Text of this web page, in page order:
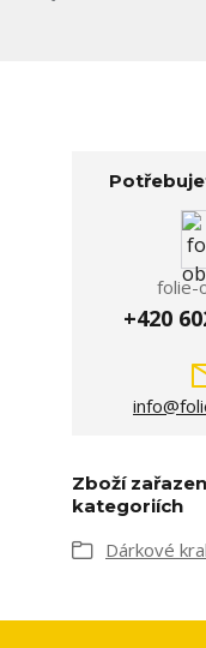
folie-
+420
Zboží
kategoriích
Dárkové